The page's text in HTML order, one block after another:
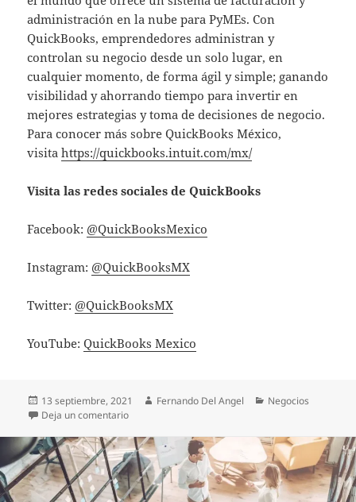
administración en la nube para PyMEs. Con
QuickBooks, emprendedores administran y
controlan su negocio desde un solo lugar, en
cualquier momento, de forma ágil y simple; ganando
visibilidad y ahorrando tiempo para invertir en
mejores estrategias y toma de decisiones de negocio.
Para conocer más sobre QuickBooks México,
visitahttps://quickbooks.intuit.com/mx/
Visita las redes sociales de QuickBooks
Facebook: @QuickBooksMexico
Instagram: @QuickBooksMX
Twitter: @QuickBooksMX
YouTube:QuickBooks Mexico
Publicado
el
13 septiembre, 2021 Autor
Fernando Del Angel Categorías
Negocios
Deja un comentarioen Carencia de herramientas para la toma de